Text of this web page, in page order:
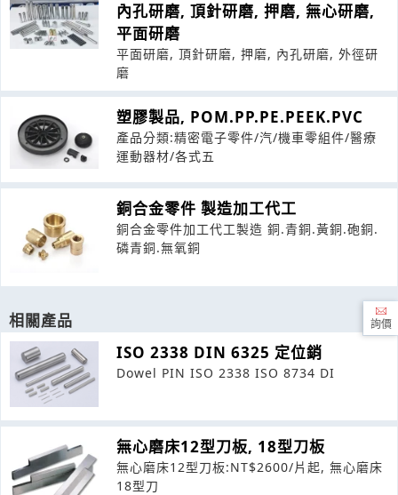
內孔研磨, 頂針研磨, 押磨, 無心研磨,
平面研磨
平面研磨, 頂針研磨, 押磨, 內孔研磨, 外徑研
磨
塑膠製品, POM.PP.PE.PEEK.PVC
產品分類:精密電子零件/汽/機車零組件/醫療
運動器材/各式五
銅合金零件 製造加工代工
銅合金零件加工代工製造 銅.青銅.黃銅.砲銅.
磷青銅.無氧銅
相關產品
ISO 2338 DIN 6325 定位銷
Dowel PIN ISO 2338 ISO 8734 DI
無心磨床12型刀板, 18型刀板
無心磨床12型刀板:NT$2600/片起, 無心磨床
18型刀
詢價